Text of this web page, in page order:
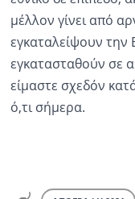
μέλλον γίνει από
εγκαταλείψουν την
εγκατασταθούν σε
είμαστε σχεδόν
ό,τι σήμερα.